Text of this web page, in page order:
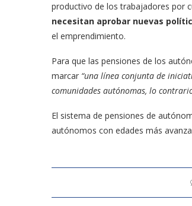
productivo de los trabajadores por
necesitan aprobar nuevas
el emprendimiento.
Para que las pensiones de los
marcar “una línea conjunta de
comunidades autónomas, lo
El sistema de pensiones de
autónomos con edades más